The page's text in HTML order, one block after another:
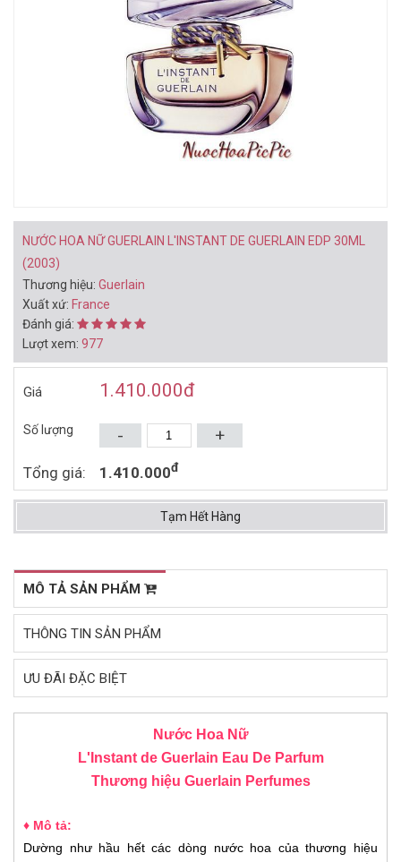
NƯỚC HOA NỮ GUERLAIN L'INSTANT DE GUERLAIN EDP 30ML
(2003)
Thương hiệu: Guerlain
Xuất xứ: France
Đánh giá:
Lượt xem: 977
Giá 1.410.000đ
Số lượng +
-
Tổng giá: 1.410.000đ
Tạm Hết Hàng
BẠN CÓ THỂ THÍCH
Mua ngay
NƯỚC HOA NỮ JIMMY
CHOO ILLICIT EDP 40ML
Mua ngay
NƯỚC HOA NỮ MINI KARL
LAGERFELD FOR HER
EDP 4,5ML (2014)
Mua ngay
NƯỚC HOA NỮ KARL
MÔ TẢ SẢN PHẨM
THÔNG TIN SẢN PHẨM
ƯU ĐÃI ĐẶC BIỆT
Nước Hoa Nữ
L'Instant de Guerlain Eau De Parfum
Thương hiệu Guerlain Perfumes
♦ Mô tả:
Dường như hầu hết các dòng nước hoa của thương hiệu